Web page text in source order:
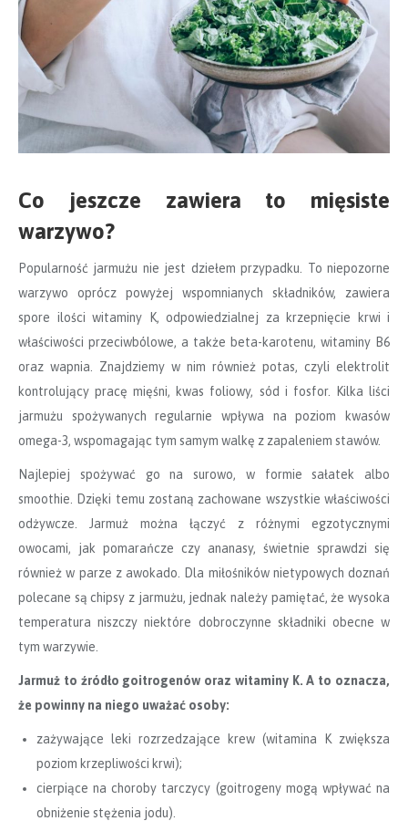
Co jeszcze zawiera to mięsiste
warzywo?
Popularność jarmużu nie jest dziełem przypadku. To niepozorne
warzywo oprócz powyżej wspomnianych składników, zawiera
spore ilości witaminy K, odpowiedzialnej za krzepnięcie krwi i
właściwości przeciwbólowe, a także beta-karotenu, witaminy B6
oraz wapnia. Znajdziemy w nim również potas, czyli elektrolit
kontrolujący pracę mięśni, kwas foliowy, sód i fosfor. Kilka liści
jarmużu spożywanych regularnie wpływa na poziom kwasów
omega-3, wspomagając tym samym walkę z zapaleniem stawów.
Najlepiej spożywać go na surowo, w formie sałatek albo
smoothie. Dzięki temu zostaną zachowane wszystkie właściwości
odżywcze. Jarmuż można łączyć z różnymi egzotycznymi
owocami, jak pomarańcze czy ananasy, świetnie sprawdzi się
również w parze z awokado. Dla miłośników nietypowych doznań
polecane są chipsy z jarmużu, jednak należy pamiętać, że wysoka
temperatura niszczy niektóre dobroczynne składniki obecne w
tym warzywie.
Jarmuż to źródło goitrogenów oraz witaminy K. A to oznacza,
że powinny na niego uważać osoby:
zażywające leki rozrzedzające krew (witamina K zwiększa
poziom krzepliwości krwi);
cierpiące na choroby tarczycy (goitrogeny mogą wpływać na
obniżenie stężenia jodu).